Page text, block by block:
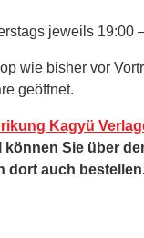
jeweils 19:00
wie bisher vor
geöffnet.
Kagyü
Sie über
dort auch